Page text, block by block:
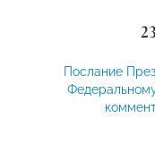
Послание